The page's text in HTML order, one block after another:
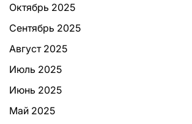
Октябрь 2025
Сентябрь 2025
Август 2025
Июль 2025
Июнь 2025
Май 2025